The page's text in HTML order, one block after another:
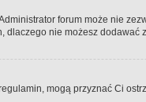
forum może nie
dlaczego nie możesz dodawać
mogą przyznać Ci